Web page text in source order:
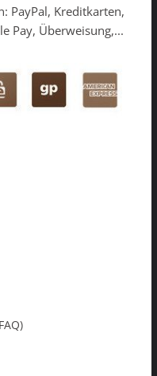
PayPal, Kreditkarten,
Pay, Überweisung,...